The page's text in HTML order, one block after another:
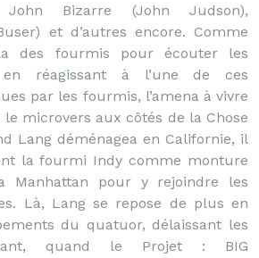
John Bizarre (John Judson),
et d’autres encore. Comme
des fourmis pour écouter les
réagissant à l’une de ces
par les fourmis, l’amena à vivre
microvers aux côtés de la Chose
Lang déménagea en Californie, il
la fourmi Indy comme monture
Manhattan pour y rejoindre les
Là, Lang se repose de plus en
du quatuor, délaissant les
quand le Projet : BIG